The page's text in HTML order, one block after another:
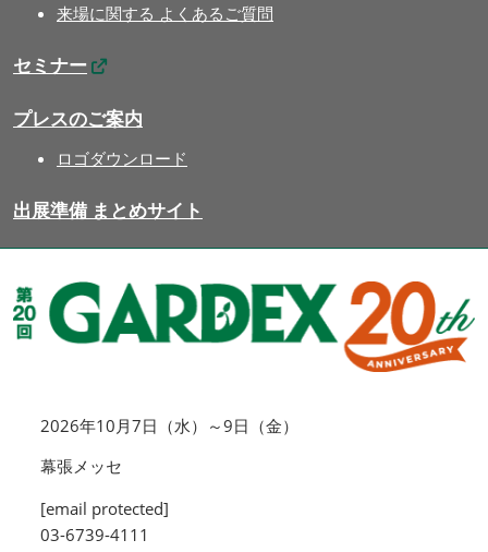
来場に関する よくあるご質問
セミナー
プレスのご案内
ロゴダウンロード
出展準備 まとめサイト
2026年10月7日（水）～9日（金）
幕張メッセ
[email protected]
03-6739-4111